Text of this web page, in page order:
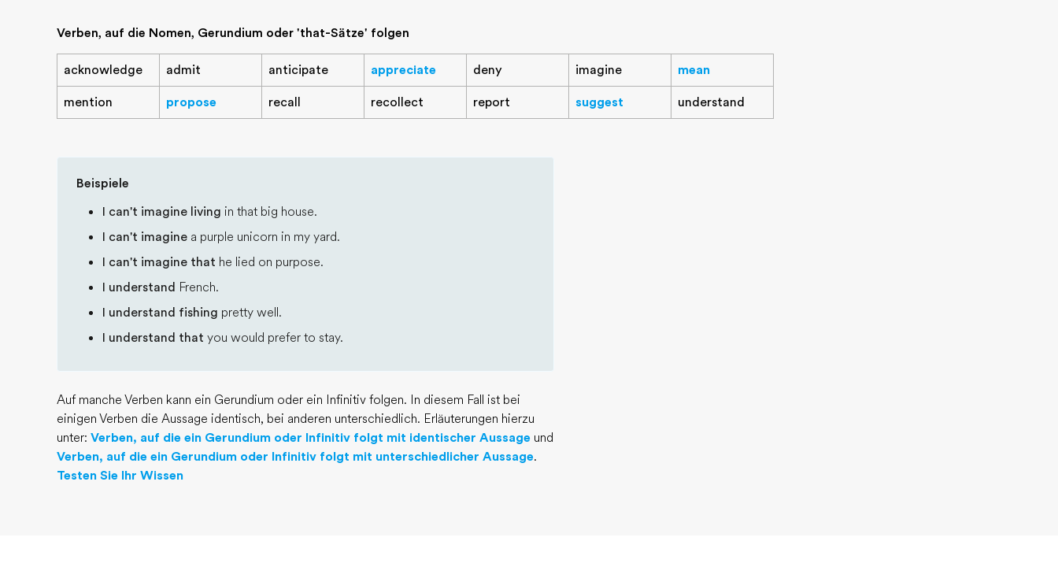
Verben, auf die Nomen, Gerundium oder 'that-Sätze' folgen
acknowledge admit anticipate appreciate deny imagine mean
mention propose recall recollect report suggest understand
Beispiele
I can't imagine living in that big house.
I can't imagine a purple unicorn in my yard.
I can't imagine that he lied on purpose.
I understand French.
I understand fishing pretty well.
I understand that you would prefer to stay.
Auf manche Verben kann ein Gerundium oder ein Infinitiv folgen. In diesem Fall ist bei
einigen Verben die Aussage identisch, bei anderen unterschiedlich. Erläuterungen hierzu
unter: Verben, auf die ein Gerundium oder Infinitiv folgt mit identischer Aussage und
Verben, auf die ein Gerundium oder Infinitiv folgt mit unterschiedlicher Aussage.
Testen Sie Ihr Wissen